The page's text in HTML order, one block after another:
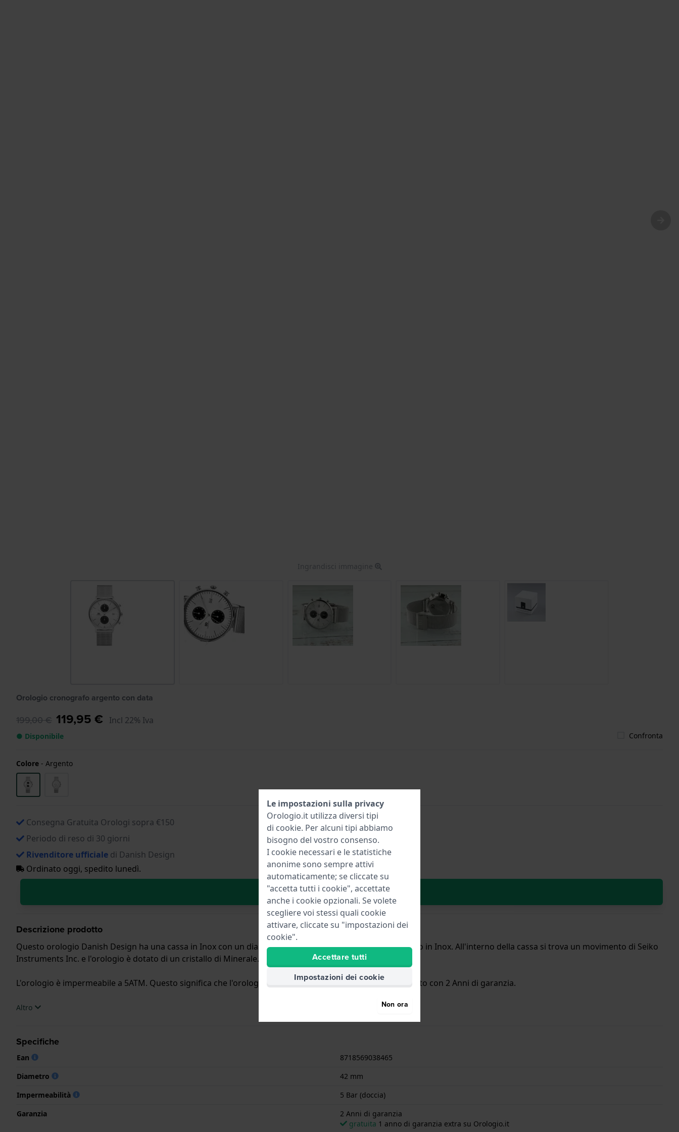
Ingrandisci immagine
Orologio cronografo argento con data
199,00 € 119,95 € Incl 22% Iva
● Disponibile Confronta
Colore - Argento
Consegna Gratuita Orologi sopra €150
Periodo di reso di 30 giorni
Rivenditore ufficiale di Danish Design
Ordinato oggi, spedito lunedì.
Aggiungi al carrello
Descrizione prodotto
Questo orologio Danish Design ha una cassa in Inox con un diametro di 42 mm ed è dotato di un cinturino in Inox. All'interno della cassa si trova un movimento di Seiko
Instruments Inc. e l'orologio è dotato di un cristallo di Minerale.
L'orologio è impermeabile a 5ATM. Questo significa che l'orologio è adatto per la doccia. L'orologio è fornito con 2 Anni di garanzia.
.Altro
Specifiche
Ean
8718569038465
Diametro
42 mm
Impermeabilità
5 Bar (doccia)
Garanzia
2 Anni di garanzia
gratuita 1 anno di garanzia extra su Orologio.it
Le impostazioni sulla privacy
Orologio.it utilizza diversi tipi
di cookie. Per alcuni tipi abbiamo
bisogno del vostro consenso.
I cookie necessari e le statistiche
anonime sono sempre attivi
automaticamente; se cliccate su
"accetta tutti i cookie", accettate
anche i cookie opzionali. Se volete
scegliere voi stessi quali cookie
attivare, cliccate su "impostazioni dei
cookie".
Accettare tutti
Impostazioni dei cookie
Non ora